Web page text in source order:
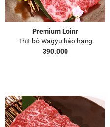
Premium Loinr
Thịt bò Wagyu hảo hạng
390.000